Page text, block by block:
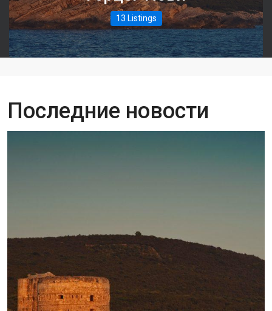
13 Listings
Последние новости
22 февраля, 2019
В этом году Луштицу подключат к
городскому водопроводу